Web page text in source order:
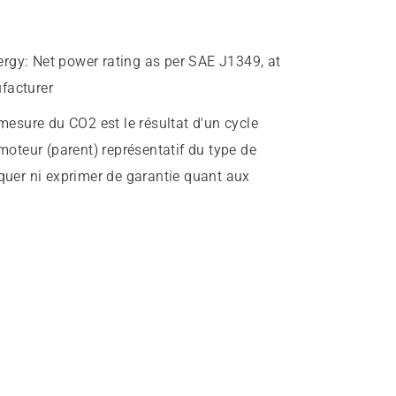
: Net power rating as per SAE J1349, at
du CO2 est le résultat d'un cycle
(parent) représentatif du type de
ni exprimer de garantie quant aux